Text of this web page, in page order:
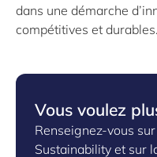
dans une démarche
compétitives et
Vous voulez
Renseignez-vous
Sustainability et sur